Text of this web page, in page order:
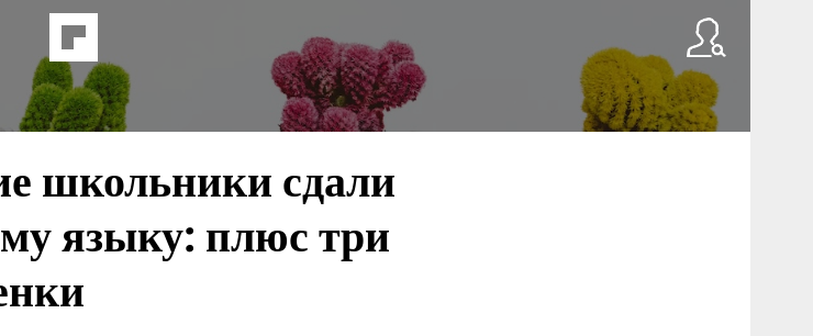
школьники сдали
языку: плюс три